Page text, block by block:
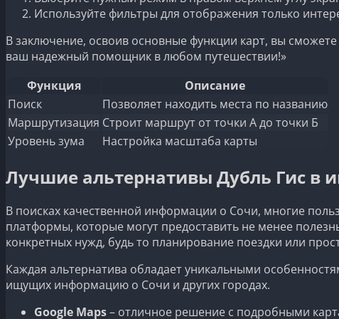
Используйте фильтры для отображения только
В заключение, освоив основные функции карт, вы
ваш надежный помощник в любом путешествии!»
Функция
Описание
Поиск
Позволяет находить места по названию
Маршрутизация Строит маршрут от точки А до точки Б
Уровень зума
Настройка масштаба карты
Лучшие альтернативы Дубль Гис в
В поисках качественной информации о Сочи, многие
платформы, которые могут предоставить не менее
конкретных нужд, будь то планирование поездки или
Каждая альтернатива обладает уникальными
ищущих информацию о Сочи и других городах.
Google Maps– отличное решение с подробными